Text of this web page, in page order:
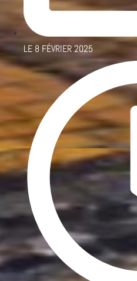
LE 8 FÉVRIER 2025